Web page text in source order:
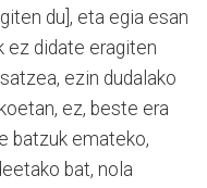
du], eta egia esan
ez didate eragiten
ezin dudalako
ez, beste era
batzuk emateko,
bat, nola